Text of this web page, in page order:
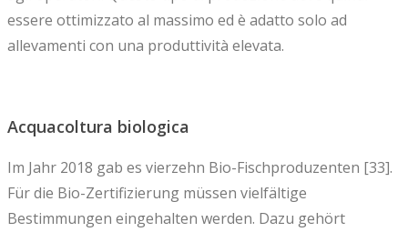
essere ottimizzato al massimo ed è adatto solo ad
allevamenti con una produttività elevata.
Acquacoltura biologica
Im Jahr 2018 gab es vierzehn Bio-Fischproduzenten [33].
Für die Bio-Zertifizierung müssen vielfältige
Bestimmungen eingehalten werden. Dazu gehört